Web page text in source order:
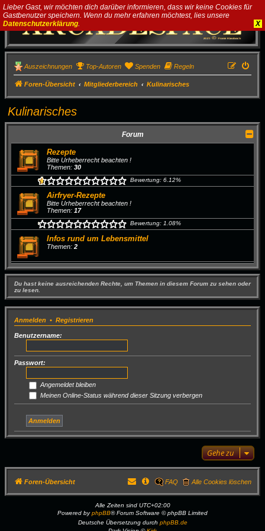
Lieber Gast, wir möchten dich darüber informieren, dass wir keine Cookies für
Gastbenutzer speichern. Wenn du mehr erfahren möchtest, lies unsere
Datenschutzerklärung. X
Auszeichnungen Top-Autoren Spenden Regeln
Foren-Übersicht Mitgliederbereich Kulinarisches
Kulinarisches
Forum
Rezepte
Bitte Urheberrecht beachten !
Themen: 30
Bewertung: 6.12%
Airfryer-Rezepte
Bitte Urheberrecht beachten !
Themen: 17
Bewertung: 1.08%
Infos rund um Lebensmittel
Themen: 2
Du hast keine ausreichenden Rechte, um Themen in diesem Forum zu sehen oder
zu lesen.
Anmelden • Registrieren
Benutzername:
Passwort:
Angemeldet bleiben
Meinen Online-Status während dieser Sitzung verbergen
Gehe zu
Foren-Übersicht Alle Cookies löschen
FAQ
Alle Zeiten sind UTC+02:00
Powered byphpBB® Forum Software © phpBB Limited
Deutsche Übersetzung durch phpBB.de